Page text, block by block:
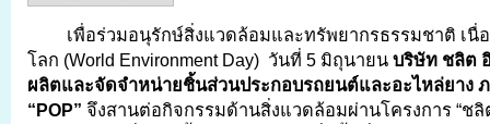
เพื่อร่วมอนุรักษ์สิ่งแวดล้อมและทรัพยากรธรรมชาติ เนื่
โลก (World Environment Day) วันที่ 5 มิถุนายน บริษัท ชลิต
ผลิตและจัดจำหน่ายชิ้นส่วนประกอบรถยนต์และอะไหล่ยาง
“POP” จึงสานต่อกิจกรรมด้านสิ่งแวดล้อมผ่านโครงการ “ช